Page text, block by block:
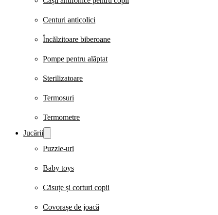
Centuri anticolici
Încălzitoare biberoane
Pompe pentru alăptat
Sterilizatoare
Termosuri
Termometre
Jucării
Puzzle-uri
Baby toys
Căsuțe și corturi copii
Covorașe de joacă